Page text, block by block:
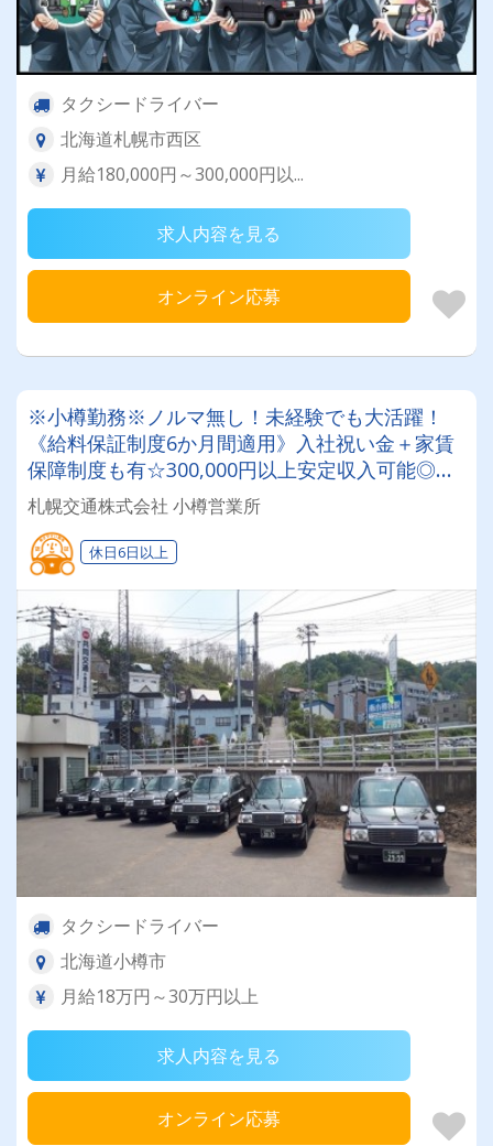
タクシードライバー
北海道札幌市西区
月給180,000円～300,000円以...
求人内容を見る
オンライン応募
※小樽勤務※ノルマ無し！未経験でも大活躍！
《給料保証制度6か月間適用》入社祝い金＋家賃
保障制度も有☆300,000円以上安定収入可能◎営
業スキルを得る研修も充実！
札幌交通株式会社 小樽営業所
休日6日以上
タクシードライバー
北海道小樽市
月給18万円～30万円以上
求人内容を見る
オンライン応募